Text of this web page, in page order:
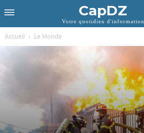
CapDZ
Votre quotidien d'information
Accueil Le Monde